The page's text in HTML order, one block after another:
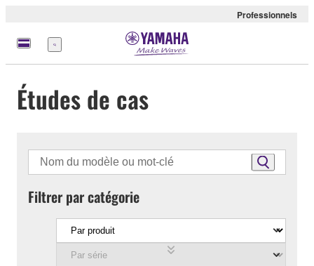
Professionnels
Menu
Études de cas
Filtrer par catégorie